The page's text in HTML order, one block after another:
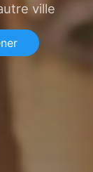
ville